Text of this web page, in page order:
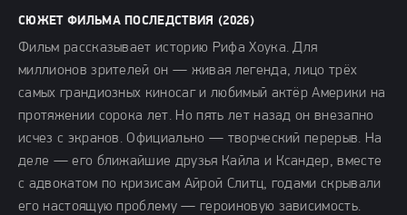
СЮЖЕТ ФИЛЬМА ПОСЛЕДСТВИЯ (2026)
Фильм рассказывает историю Рифа Хоука. Для
миллионов зрителей он — живая легенда, лицо трёх
самых грандиозных киносаг и любимый актёр Америки на
протяжении сорока лет. Но пять лет назад он внезапно
исчез с экранов. Официально — творческий перерыв. На
деле — его ближайшие друзья Кайла и Ксандер, вместе
с адвокатом по кризисам Айрой Слитц, годами скрывали
его настоящую проблему — героиновую зависимость.